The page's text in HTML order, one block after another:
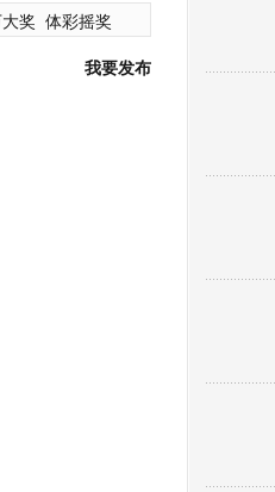
奖 体彩摇奖
我要发布